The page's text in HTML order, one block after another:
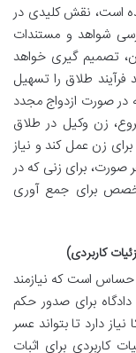
است، نقش کلیدی در
شواهد و مستندات
تصمیم گیری خواهد
طلاق را تسهیل
در صورت ازدواج مجدد
زن وکیل در طلاق
زن عمل کند و نیاز
برای زنی که در
برای جمع آوری
کاربردی)
حساس است که نیازمند
برای صدور حکم
دارد تا بتواند عسر
کاربردی برای اثبات